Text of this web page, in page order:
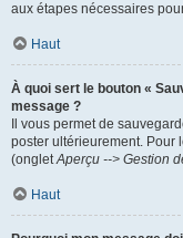
aux étapes nécessaires
Haut
À quoi sert le bouton «
message ?
Il vous permet de
poster ultérieurement. Pour
(ongletAperçu --> Gestion
Haut